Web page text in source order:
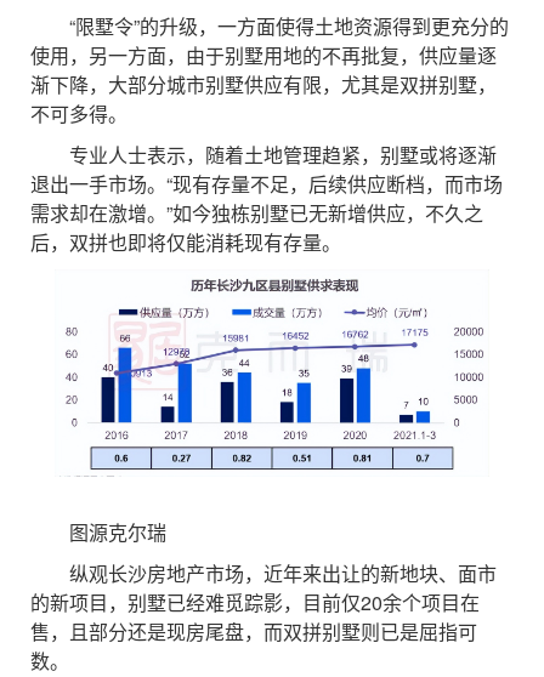
“限墅令”的升级，一方面使得土地资源得到更充分的
使用，另一方面，由于别墅用地的不再批复，供应量逐
渐下降，大部分城市别墅供应有限，尤其是双拼别墅，
不可多得。
专业人士表示，随着土地管理趋紧，别墅或将逐渐
退出一手市场。“现有存量不足，后续供应断档，而市场
需求却在激增。”如今独栋别墅已无新增供应，不久之
后，双拼也即将仅能消耗现有存量。
图源克尔瑞
纵观长沙房地产市场，近年来出让的新地块、面市
的新项目，别墅已经难觅踪影，目前仅20余个项目在
售，且部分还是现房尾盘，而双拼别墅则已是屈指可
数。